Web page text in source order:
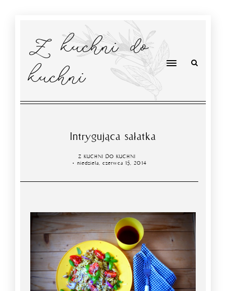
Z kuchni do
kuchni
Intrygująca sałatka
Z KUCHNI DO KUCHNI
niedziela, czerwca 15, 2014